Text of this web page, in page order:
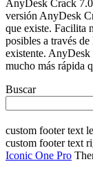
AnyDesk Crack
versión AnyDesk
que existe. Facilita
posibles a través
existente.
mucho más rápida
Buscar
custom footer text
custom footer text
Iconic One Pro